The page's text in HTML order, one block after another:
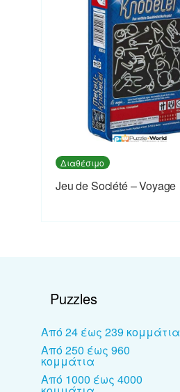
Διαθέσιμο
Jeu de Société – Voyage
Puzzles
Από 24 έως 239 κομμάτια
Από 250 έως 960
κομμάτια
Από 1000 έως 4000